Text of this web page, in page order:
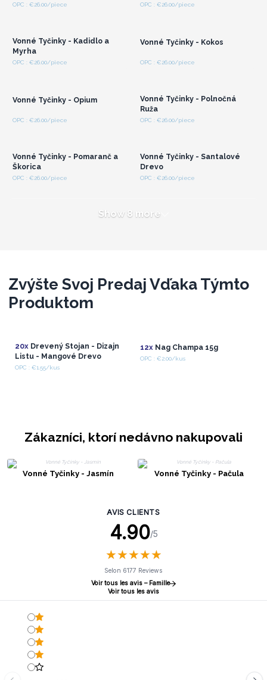
OPC : €26.00/piece OPC : €26.00/piece
Prihláste sa alebo
Vonné Tyčinky - Kadidlo a
Myrha
OPC : €26.00/piece
Prihláste sa alebo
Vonné Tyčinky - Kokos
OPC : €26.00/piece
Prihláste sa alebo
Vonné Tyčinky - Opium
OPC : €26.00/piece
Prihláste sa alebo
Vonné Tyčinky - Polnočná
Ruža
OPC : €26.00/piece
Prihláste sa alebo
Vonné Tyčinky - Pomaranč a
Škorica
OPC : €26.00/piece
Prihláste sa alebo
Vonné Tyčinky - Santalové
Drevo
OPC : €26.00/piece
Show 8 more
Zvýšte Svoj Predaj Vďaka Týmto
Produktom
20xDrevený Stojan - Dizajn
Listu - Mangové Drevo
OPC : €1.55/kus
12xNag Champa 15g
OPC : €2.00/kus
Zákazníci, ktorí nedávno nakupovali
Vonné Tyčinky - Jasmín Vonné Tyčinky - Pačula
AVIS CLIENTS
4.90/5
★★★★★
★★★★★
Selon 6177 Reviews
Voir tous les avis – Famille
Voir tous les avis